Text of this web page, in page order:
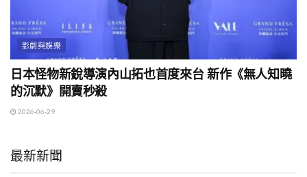
影劇與娛樂
日本怪物新銳導演內山拓也首度來台 新作《無人知曉
的沉默》開賣秒殺
2026-06-29
最新新聞